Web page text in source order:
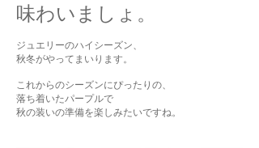
味わいましょ。
ジュエリーのハイシーズン、
秋冬がやってまいります。
これからのシーズンにぴったりの、
落ち着いたパープルで
​秋の装いの準備を楽しみたいですね。